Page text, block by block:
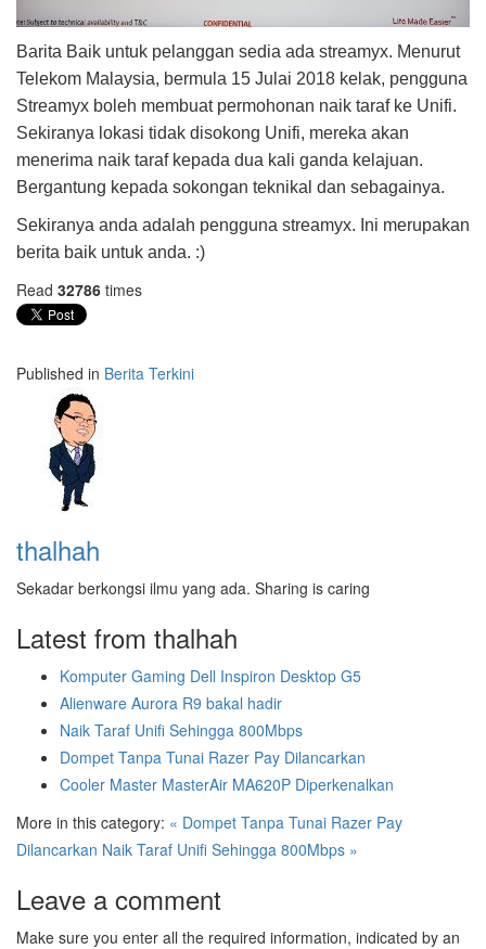
Barita Baik untuk pelanggan sedia ada streamyx. Menurut
Telekom Malaysia, bermula 15 Julai 2018 kelak, pengguna
Streamyx boleh membuat permohonan naik taraf ke Unifi.
Sekiranya lokasi tidak disokong Unifi, mereka akan
menerima naik taraf kepada dua kali ganda kelajuan.
Bergantung kepada sokongan teknikal dan sebagainya.
Sekiranya anda adalah pengguna streamyx. Ini merupakan
berita baik untuk anda. :)
Read 32786 times
Published in Berita Terkini
thalhah
Sekadar berkongsi ilmu yang ada. Sharing is caring
Latest from thalhah
Komputer Gaming Dell Inspiron Desktop G5
Alienware Aurora R9 bakal hadir
Naik Taraf Unifi Sehingga 800Mbps
Dompet Tanpa Tunai Razer Pay Dilancarkan
Cooler Master MasterAir MA620P Diperkenalkan
More in this category: « Dompet Tanpa Tunai Razer Pay
Dilancarkan Naik Taraf Unifi Sehingga 800Mbps »
Leave a comment
Make sure you enter all the required information, indicated by an